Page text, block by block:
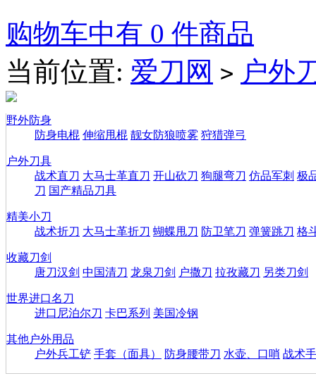
购物车中有 0 件商品
当前位置: 爱刀网 > 户外
野外防身
防身电棍 伸缩甩棍 靓女防狼喷雾 狩猎弹弓
户外刀具
战术直刀 大马士革直刀 开山砍刀 狗腿弯刀 仿品军刺 极
刀 国产精品刀具
精美小刀
战术折刀 大马士革折刀 蝴蝶甩刀 防卫笔刀 弹簧跳刀 格
收藏刀剑
唐刀汉剑 中国清刀 龙泉刀剑 户撒刀 拉孜藏刀 另类刀剑
世界进口名刀
进口尼泊尔刀 卡巴系列 美国冷钢
其他户外用品
户外兵工铲 手套（面具） 防身腰带刀 水壶、口哨 战术